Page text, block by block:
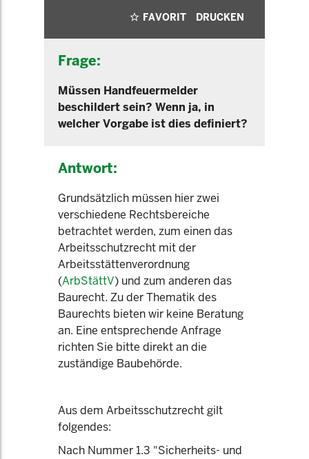
FAVORIT DRUCKEN
Frage:
Müssen Handfeuermelder
beschildert sein? Wenn ja, in
welcher Vorgabe ist dies definiert?
Antwort:
Grundsätzlich müssen hier zwei
verschiedene Rechtsbereiche
betrachtet werden, zum einen das
Arbeitsschutzrecht mit der
Arbeitsstättenverordnung
(ArbStättV) und zum anderen das
Baurecht. Zu der Thematik des
Baurechts bieten wir keine Beratung
an. Eine entsprechende Anfrage
richten Sie bitte direkt an die
zuständige Baubehörde.
Aus dem Arbeitsschutzrecht gilt
folgendes:
Nach Nummer 1.3 "Sicherheits- und